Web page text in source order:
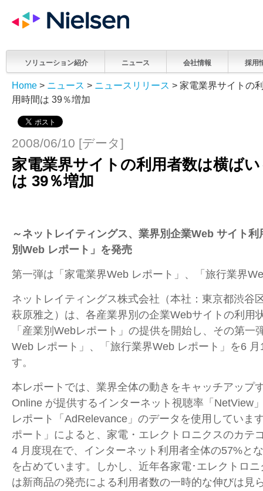
ソリューション紹介 ニュース 会社情報 採用
Home > ニュース > ニュースリリース > 家電業界サイトの
用時間は 39％増加
2008/06/10 [データ]
家電業界サイトの利用者数は横ば
は 39％増加
～ネットレイティングス、業界別企業Web サイト
別Web レポート」を発売
第一弾は「家電業界Web レポート」、「旅行業界
ネットレイティングス株式会社（本社：東京都渋谷
萩原雅之）は、各産業界別の企業Webサイトの利用
「産業別Webレポート」の提供を開始し、その第一
Web レポート」、「旅行業界Web レポート」を6
す。
本レポートでは、業界全体の動きをキャッチアップ
Online が提供するインターネット視聴率「NetView
レポート「AdRelevance」のデータを使用していま
ポート」によると、家電・エレクトロニクスのカテ
4 月度現在で、インターネット利用者全体の57%と
を占めています。しかし、近年各家電･エレクトロ
は新商品の発売による利用者数の一時的な伸びは見